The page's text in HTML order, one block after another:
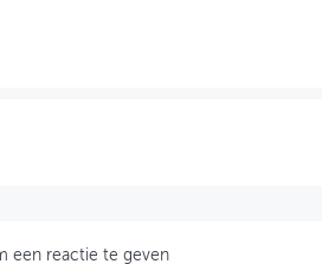
een reactie te geven